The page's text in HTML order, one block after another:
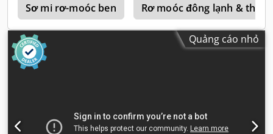
Sơ mi rơ-moóc ben Rơ moóc đông lạnh &
Quảng cáo nhỏ